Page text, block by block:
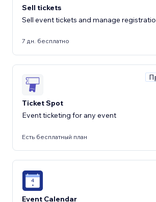
Sell tickets
Sell event tickets and manage
7 дн. бесплатно
Ticket Spot
Event ticketing for any event
Есть бесплатный план
Event Calendar